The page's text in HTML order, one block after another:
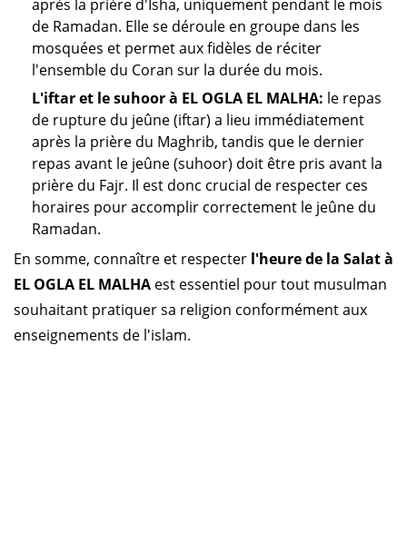
après la prière d'Isha, uniquement pendant le mois
de Ramadan. Elle se déroule en groupe dans les
mosquées et permet aux fidèles de réciter
l'ensemble du Coran sur la durée du mois.
L'iftar et le suhoor à EL OGLA EL MALHA: le repas
de rupture du jeûne (iftar) a lieu immédiatement
après la prière du Maghrib, tandis que le dernier
repas avant le jeûne (suhoor) doit être pris avant la
prière du Fajr. Il est donc crucial de respecter ces
horaires pour accomplir correctement le jeûne du
Ramadan.
En somme, connaître et respecter l'heure de la Salat à
EL OGLA EL MALHA est essentiel pour tout musulman
souhaitant pratiquer sa religion conformément aux
enseignements de l'islam.